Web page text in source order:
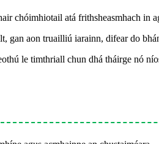
chóimhiotail atá frithsheasmhach in
gan aon truailliú iarainn, difear do
le timthriall chun dhá tháirge nó